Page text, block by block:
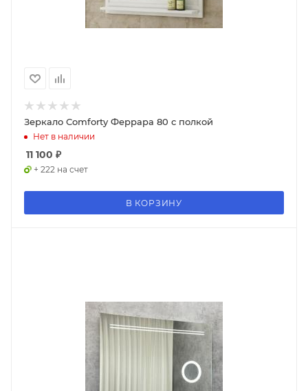
Зеркало Comforty Феррара 80 с полкой
Нет в наличии
11 100 ₽
+ 222 на счет
В КОРЗИНУ